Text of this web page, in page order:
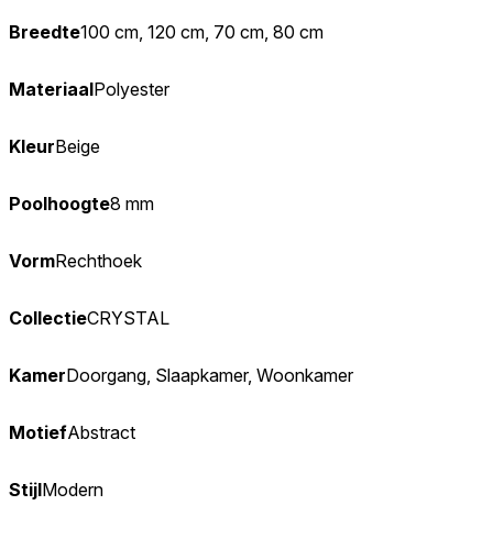
Breedte100 cm, 120 cm, 70 cm, 80 cm
MateriaalPolyester
KleurBeige
Poolhoogte8 mm
VormRechthoek
CollectieCRYSTAL
KamerDoorgang, Slaapkamer, Woonkamer
MotiefAbstract
StijlModern